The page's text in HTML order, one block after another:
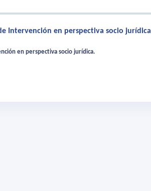
Intervención en perspectiva socio jurídica
en perspectiva socio jurídica.